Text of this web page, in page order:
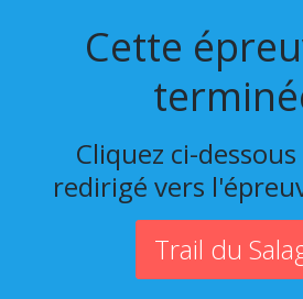
Cette
Cliquez ci-
redirigé vers
Trail du